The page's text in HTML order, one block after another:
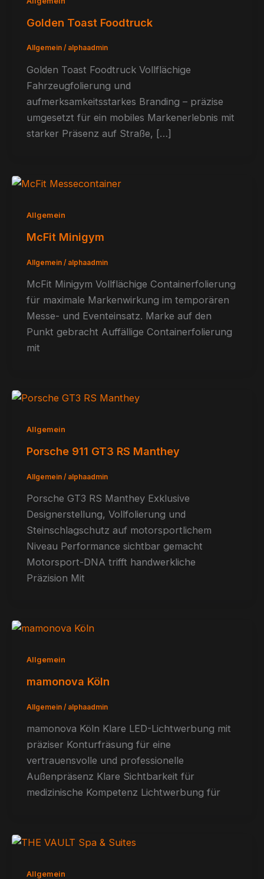
Golden Toast Foodtruck
Allgemein/ alphaadmin
Golden Toast Foodtruck Vollflächige
Fahrzeugfolierung und
aufmerksamkeitsstarkes Branding – präzise
umgesetzt für ein mobiles Markenerlebnis mit
starker Präsenz auf Straße, […]
Allgemein
McFit Minigym
Allgemein/ alphaadmin
McFit Minigym Vollflächige Containerfolierung
für maximale Markenwirkung im temporären
Messe- und Eventeinsatz. Marke auf den
Punkt gebracht Auffällige Containerfolierung
mit
Allgemein
Porsche 911 GT3 RS Manthey
Allgemein/ alphaadmin
Porsche GT3 RS Manthey Exklusive
Designerstellung, Vollfolierung und
Steinschlagschutz auf motorsportlichem
Niveau Performance sichtbar gemacht
Motorsport-DNA trifft handwerkliche
Präzision Mit
Allgemein
mamonova Köln
Allgemein/ alphaadmin
mamonova Köln Klare LED-Lichtwerbung mit
präziser Konturfräsung für eine
vertrauensvolle und professionelle
Außenpräsenz Klare Sichtbarkeit für
medizinische Kompetenz Lichtwerbung für
Allgemein